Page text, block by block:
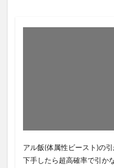
アル飯(体属性ビースト)の
下手したら超高確率で引か